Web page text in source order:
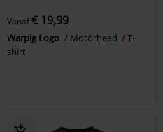
Vanaf€ 19,99
Warpig Logo Motörhead
T-
shirt